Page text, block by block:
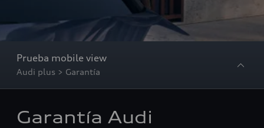
Prueba mobile view
Audi plus > Garantía
Garantía Audi